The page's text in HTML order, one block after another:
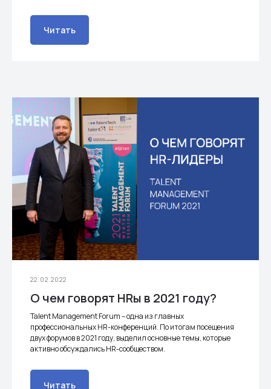
Читать
22.02.2022
О чем говорят HRы в 2021 году?
Talent Management Forum – одна из главных
профессиональных HR-конференций. По итогам посещения
двух форумов в 2021 году, выделил основные темы, которые
активно обсуждались HR-сообществом.
Читать